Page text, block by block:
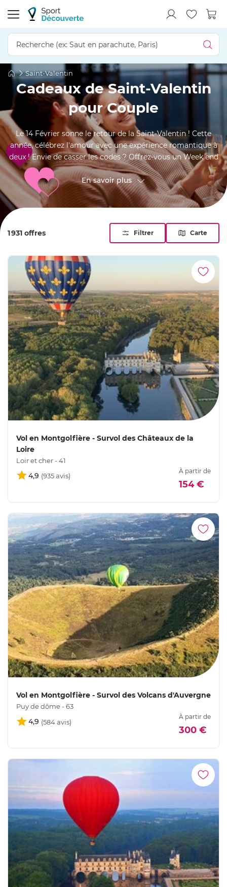
Saint-Valentin
Cadeaux de Saint-Valentin
pour Couple
Le 14 Février sonne le retour de la Saint-Valentin ! Cette
année, célébrez l'amour avec une expérience romantique à
deux ! Envie de casser les codes ? Offrez-vous un Week end
Insolite, bien au chaud dans une cabane perchée avec
jacuzzi privé ou dans une bulle ouverte sur le ciel. Et si vous
testiez une activité plus audacieuse comme un Vol en
Montgolfière, un Baptême en Hélicoptère ou même une
duo parfaite et partagez ensemble un moment inoubliable.
En savoir plus
1 931 offres Filtrer Carte
Vol en Montgolfière - Survol des Châteaux de la
Loire
Loir et cher - 41
4,9
À partir de
154 €
Vol en Montgolfière - Survol des Volcans d'Auvergne
Puy de dôme - 63
4,9
À partir de
300 €